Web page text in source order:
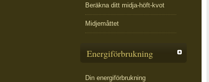
Beräkna ditt midja-höft-kvot
Midjemåttet
Energiförbrukning
Din energiförbrukning